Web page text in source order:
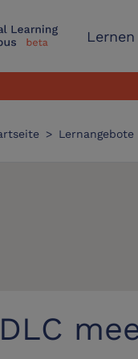
Lernen
> Lernangebote
DLC